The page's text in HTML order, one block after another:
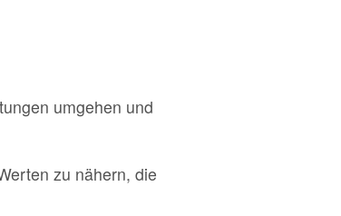
umgehen und
zu nähern, die